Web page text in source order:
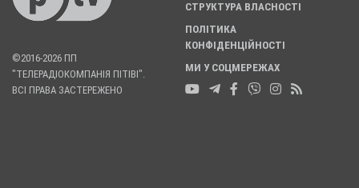
©2016-2026 ПП
"ТЕЛЕРАДІОКОМПАНІЯ ПІТІВІ".
ВСІ ПРАВА ЗАСТЕРЕЖЕНО
СТРУКТУРА ВЛАСНОСТІ
ПОЛІТИКА
КОНФІДЕНЦІЙНОСТІ
МИ У СОЦМЕРЕЖАХ